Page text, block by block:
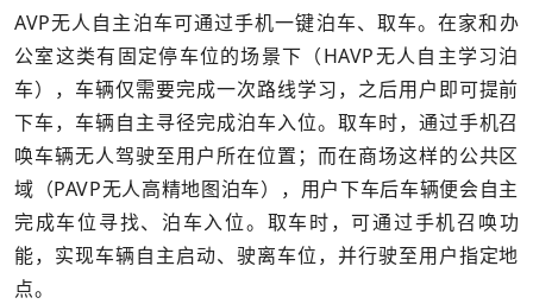
AVP无人自主泊车可通过手机一键泊车、取车。在家和办
公室这类有固定停车位的场景下（HAVP无人自主学习泊
车），车辆仅需要完成一次路线学习，之后用户即可提前
下车，车辆自主寻径完成泊车入位。取车时，通过手机召
唤车辆无人驾驶至用户所在位置；而在商场这样的公共区
域（PAVP无人高精地图泊车），用户下车后车辆便会自主
完成车位寻找、泊车入位。取车时，可通过手机召唤功
能，实现车辆自主启动、驶离车位，并行驶至用户指定地
点。